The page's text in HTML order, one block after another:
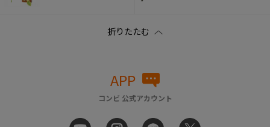
APP
コンビ 公式アカウント